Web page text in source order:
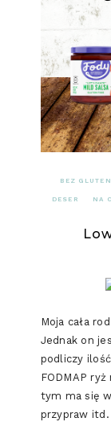
BEZ
DESER NA
Moja cała
Jednak on
podliczy
FODMAP
tym ma się
przypraw